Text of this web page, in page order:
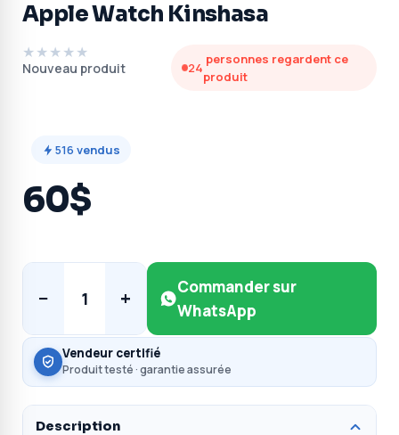
Apple Watch Kinshasa
★★★★★
Nouveau produit 24
personnes regardent ce
produit
516 vendus
60$
− 1 +
Commander sur
WhatsApp
Vendeur certifié
Produit testé · garantie assurée
Description